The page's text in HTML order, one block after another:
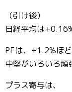
（引け後）
日経平均は
PFは、+1.2%ほど
中堅がいろいろ頑
プラス寄与は、